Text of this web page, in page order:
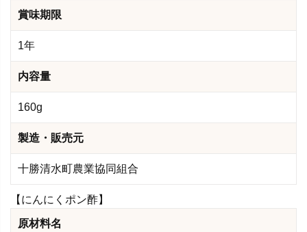
賞味期限
1年
内容量
160g
製造・販売元
十勝清水町農業協同組合
【にんにくポン酢】
原材料名